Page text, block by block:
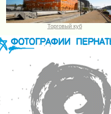
Торговый куб